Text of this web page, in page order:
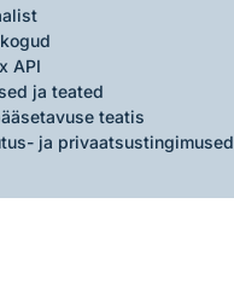
API
ja teated
teatis
ja privaatsustingimused